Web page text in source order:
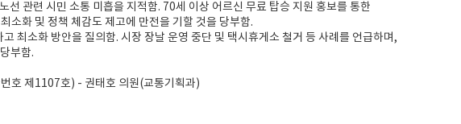
관련 시민 소통 미흡을 지적함. 70세 이상 어르신 무료 탑승 지원 홍보를 통한
소화 및 정책 체감도 제고에 만전을 기할 것을 당부함.
최소화 방안을 질의함. 시장 장날 운영 중단 및 택시휴게소 철거 등 사례를 언급하며,
부함.
호 제1107호) - 권태호 의원(교통기획과)